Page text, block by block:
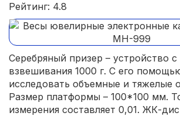
Рейтинг: 4.8
Серебряный призер – устройство
взвешивания 1000 г. С его
исследовать объемные и тяжелые
Размер платформы – 100*100 мм.
измерения составляет 0,01. ЖК-